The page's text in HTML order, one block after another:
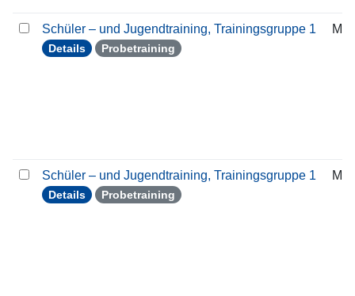
Schüler – und Jugendtraining, Trainingsgruppe 1
Details Probetraining
Schüler – und Jugendtraining, Trainingsgruppe 1
Details Probetraining